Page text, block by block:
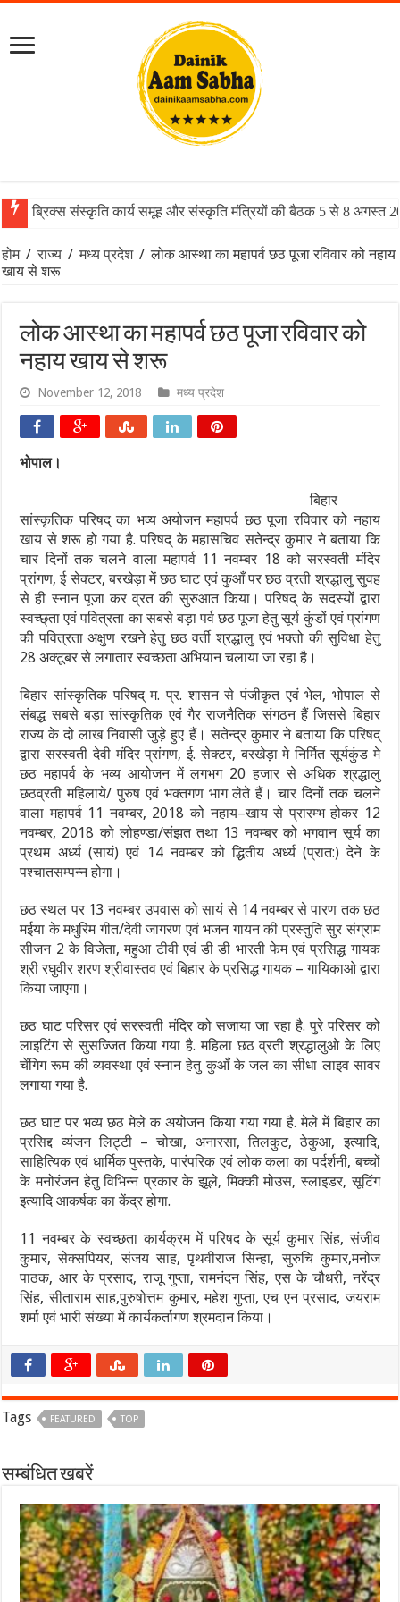
ब्रिक्स संस्कृति कार्य समूह और संस्कृति मंत्रियों की बैठक 5 से 8 अगस्त
होम / राज्य / मध्य प्रदेश / लोक आस्था का महापर्व छठ पूजा रविवार को नहाय
खाय से शरू
लोक आस्था का महापर्व छठ पूजा रविवार को
नहाय खाय से शरू
November 12, 2018 मध्य प्रदेश
भोपाल।
बिहार
सांस्कृतिक परिषद् का भव्य अयोजन महापर्व छठ पूजा रविवार को नहाय
खाय से शरू हो गया है. परिषद् के महासचिव सतेन्द्र कुमार ने बताया कि
चार दिनों तक चलने वाला महापर्व 11 नवम्बर 18 को सरस्वती मंदिर
प्रांगण, ई सेक्टर, बरखेड़ा में छठ घाट एवं कुआँ पर छठ व्रती श्रद्धालु सुवह
से ही स्नान पूजा कर व्रत की सुरुआत किया। परिषद् के सदस्यों द्वारा
स्वच्छ्ता एवं पवित्रता का सबसे बड़ा पर्व छठ पूजा हेतु सूर्य कुंडों एवं प्रांगण
की पवित्रता अक्षुण रखने हेतु छठ वर्ती श्रद्धालु एवं भक्तो की सुविधा हेतु
28 अक्टूबर से लगातार स्वच्छता अभियान चलाया जा रहा है।
बिहार सांस्कृतिक परिषद् म. प्र. शासन से पंजीकृत एवं भेल, भोपाल से
संबद्ध सबसे बड़ा सांस्कृतिक एवं गैर राजनैतिक संगठन हैं जिससे बिहार
राज्य के दो लाख निवासी जुड़े हुए हैं। सतेन्द्र कुमार ने बताया कि परिषद्
द्वारा सरस्वती देवी मंदिर प्रांगण, ई. सेक्टर, बरखेड़ा मे निर्मित सूर्यकुंड मे
छठ महापर्व के भव्य आयोजन में लगभग 20 हजार से अधिक श्रद्धालु
छठव्रती महिलाये/ पुरुष एवं भक्तगण भाग लेते हैं। चार दिनों तक चलने
वाला महापर्व 11 नवम्बर, 2018 को नहाय–खाय से प्रारम्भ होकर 12
नवम्बर, 2018 को लोहण्डा/संझत तथा 13 नवम्बर को भगवान सूर्य का
प्रथम अर्ध्य (सायं) एवं 14 नवम्बर को द्धितीय अर्ध्य (प्रात:) देने के
पश्चातसम्पन्न होगा।
छठ स्थल पर 13 नवम्बर उपवास को सायं से 14 नवम्बर से पारण तक छठ
मईया के मधुरिम गीत/देवी जागरण एवं भजन गायन की प्रस्तुति सुर संग्राम
सीजन 2 के विजेता, महुआ टीवी एवं डी डी भारती फेम एवं प्रसिद्ध गायक
श्री रघुवीर शरण श्रीवास्तव एवं बिहार के प्रसिद्ध गायक – गायिकाओ द्वारा
किया जाएगा।
छठ घाट परिसर एवं सरस्वती मंदिर को सजाया जा रहा है. पुरे परिसर को
लाइटिंग से सुसज्जित किया गया है. महिला छठ व्रती श्रद्धालुओ के लिए
चेंगिग रूम की व्यवस्था एवं स्नान हेतु कुआँ के जल का सीधा लाइव सावर
लगाया गया है.
छठ घाट पर भव्य छठ मेले क अयोजन किया गया गया है. मेले में बिहार का
प्रसिद्द व्यंजन लिट्टी – चोखा, अनारसा, तिलकुट, ठेकुआ, इत्यादि,
साहित्यिक एवं धार्मिक पुस्तके, पारंपरिक एवं लोक कला का पर्दर्शनी, बच्चों
के मनोरंजन हेतु विभिन्न प्रकार के झूले, मिक्की मोउस, स्लाइडर, सूटिंग
इत्यादि आकर्षक का केंद्र होगा.
11 नवम्बर के स्वच्छता कार्यक्रम में परिषद के सूर्य कुमार सिंह, संजीव
कुमार, सेक्सपियर, संजय साह, पृथवीराज सिन्हा, सुरुचि कुमार,मनोज
पाठक, आर के प्रसाद, राजू गुप्ता, रामनंदन सिंह, एस के चौधरी, नरेंद्र
सिंह, सीताराम साह,पुरुषोत्तम कुमार, महेश गुप्ता, एच एन प्रसाद, जयराम
शर्मा एवं भारी संख्या में कार्यकर्तागण श्रमदान किया।
Tags FEATURED TOP
सम्बंधित खबरें